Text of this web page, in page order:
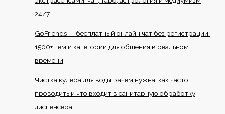
24/7
GoFriends — бесплатный онлайн чат без регистрации:
1500+ тем и категории для общения в реальном
времени
Чистка кулера для воды: зачем нужна, как часто
проводить и что входит в санитарную обработку
диспенсера